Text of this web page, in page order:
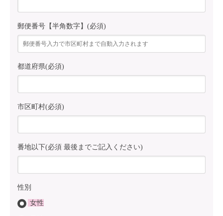
郵便番号【半角数字】(必須)
都道府県(必須)
市区町村(必須)
番地以下(必須 最後までご記入ください)
性別
女性